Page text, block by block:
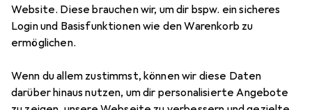
Website. Diese brauchen wir, um dir bspw. ein sicheres
Login und Basisfunktionen wie den Warenkorb zu
ermöglichen.
Wenn du allem zustimmst, können wir diese Daten
darüber hinaus nutzen, um dir personalisierte Angebote
DiposDisplayschutzfolie Antireflex
Preis in EUR inkl. MwSt.
EUR
6,49